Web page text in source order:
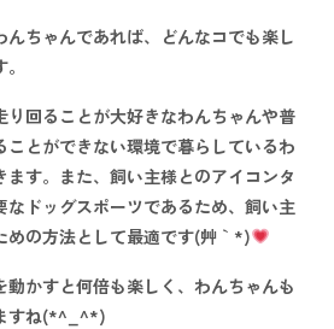
んちゃんであれば、どんなコでも楽し
り回ることが大好きなわんちゃんや普
とができない環境で暮らしているわ
ます。また、飼い主様とのアイコンタ
なドッグスポーツであるため、飼い主
の方法として最適です(´艸｀*)
かすと何倍も楽しく、わんちゃんも
すね(*^_^*)